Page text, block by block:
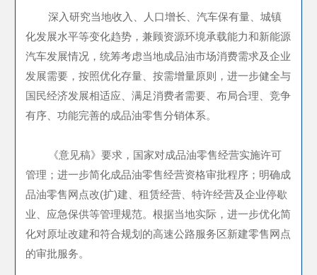
深入研究当地收入、人口增长、汽车保有量、城镇
化发展水平等变化趋势，兼顾资源环境承载能力和新能源
汽车发展情况，统筹考虑当地成品油市场消费需求及企业
发展需要，按照优化存量、按需增量原则，进一步健全与
国民经济发展相适应、满足消费者需要、布局合理、竞争
有序、功能完善的成品油零售分销体系。
《意见稿》要求，国家对成品油零售经营实施许可
管理；进一步简化成品油零售经营资格审批程序；明确成
品油零售网点改(扩)建、租赁经营、特许经营及企业停歇
业、应急保供等管理规范。根据当地实际，进一步优化简
化对原址改建和符合规划的高速公路服务区新建零售网点
的审批服务。